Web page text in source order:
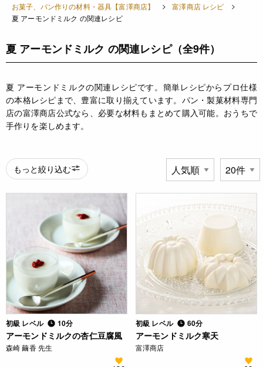
お菓子、パン作りの材料・器具【富澤商店】
富澤商店 レシピ
夏 アーモンドミルク の関連レシピ
夏 アーモンドミルク の関連レシピ（全9件）
夏 アーモンドミルクの関連レシピです。簡単レシピからプロ仕様
の本格レシピまで、豊富に取り揃えています。パン・製菓材料専門
店の富澤商店公式なら、必要な材料もまとめて購入可能。おうちで
手作りを楽しめます。
もっと絞り込む
初級 レベル 10分
アーモンドミルクの杏仁豆腐風
森崎 繭香 先生
初級 レベル 60分
アーモンドミルク寒天
富澤商店